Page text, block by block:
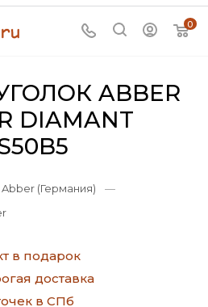
0
ABBER
DIAMANT
Abber (Германия)
—
в подарок
доставка
в СПб